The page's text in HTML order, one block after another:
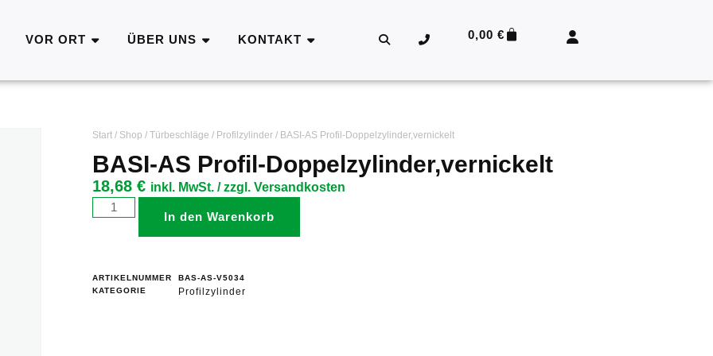
VOR ORT ÜBER UNS KONTAKT 0,00€
Start/ Shop / Türbeschläge / Profilzylinder/ BASI-AS Profil-Doppelzylinder,vernickelt
BASI-AS Profil-Doppelzylinder,vernickelt
18,68 € inkl. MwSt. / zzgl. Versandkosten
In den Warenkorb
ARTIKELNUMMER
BAS-AS-V5034
KATEGORIE
Profilzylinder